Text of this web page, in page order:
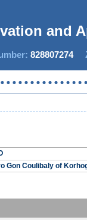
and
828807274
Gon Coulibaly of